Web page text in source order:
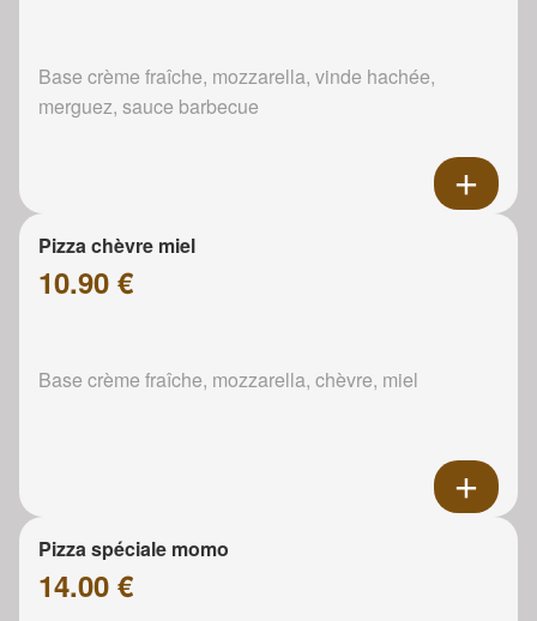
Base crème fraîche, mozzarella, vinde hachée,
merguez, sauce barbecue
Pizza chèvre miel
10.90 €
Base crème fraîche, mozzarella, chèvre, miel
Pizza spéciale momo
14.00 €